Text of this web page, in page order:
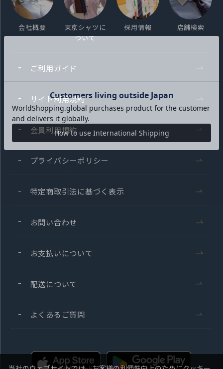
会社概要
東京シャツに
ついて
採用情報 店舗検索
ご利用ガイド
サイト利用規約
会員利用規約
プライバシーポリシー
特定商取引法に基づく表示
お問い合わせ
お支払いについて
配送について
よくあるご質問